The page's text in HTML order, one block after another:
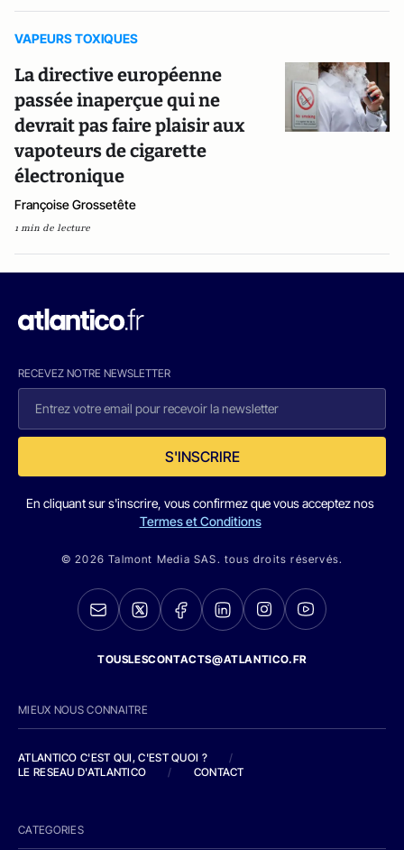
VAPEURS TOXIQUES
La directive européenne
passée inaperçue qui ne
devrait pas faire plaisir aux
vapoteurs de cigarette
électronique
Françoise Grossetête
1 min de lecture
RECEVEZ NOTRE NEWSLETTER
S'INSCRIRE
En cliquant sur s'inscrire, vous confirmez que vous acceptez nos
Termes et Conditions
© 2026 Talmont Media SAS. tous droits réservés.
TOUSLESCONTACTS@ATLANTICO.FR
MIEUX NOUS CONNAITRE
ATLANTICO C'EST QUI, C'EST QUOI ?
/
LE RESEAU D'ATLANTICO
/ CONTACT
CATEGORIES